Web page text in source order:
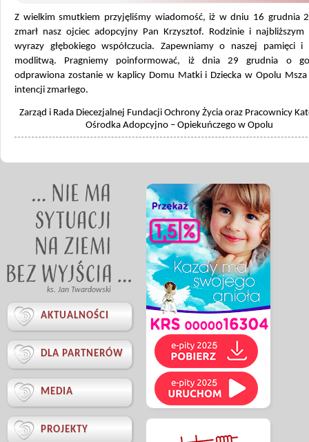
Z wielkim smutkiem przyjęliśmy wiadomość, iż w dniu 16 grudnia
zmarł nasz ojciec adopcyjny Pan Krzysztof. Rodzinie i najbliższym
wyrazy głębokiego współczucia. Zapewniamy o naszej pamięci i
modlitwą. Pragniemy poinformować, iż dnia 29 grudnia o
odprawiona zostanie w kaplicy Domu Matki i Dziecka w Opolu
intencji zmarłego.
Zarząd i Rada Diecezjalnej Fundacji Ochrony Życia oraz Pracownicy
Ośrodka Adopcyjno – Opiekuńczego w Opolu
ks. Jan Twardowski
 AKTUALNOŚCI
 DLA PARTNERÓW
 MEDIA
 PROJEKTY